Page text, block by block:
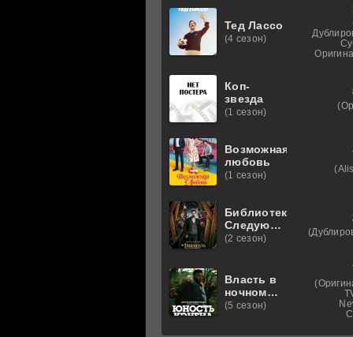
Тед Лассо
(4 сезон)
Коп-
звезда
(1 сезон)
Возможная
любовь
(1 сезон)
Библиотекари:
Следующая
глава
(2 сезон)
Власть в
ночном
городе.
(5 сезон)